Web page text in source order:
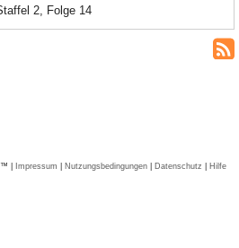
2, Folge 14
| Impressum | Nutzungsbedingungen | Datenschutz | Hilfe